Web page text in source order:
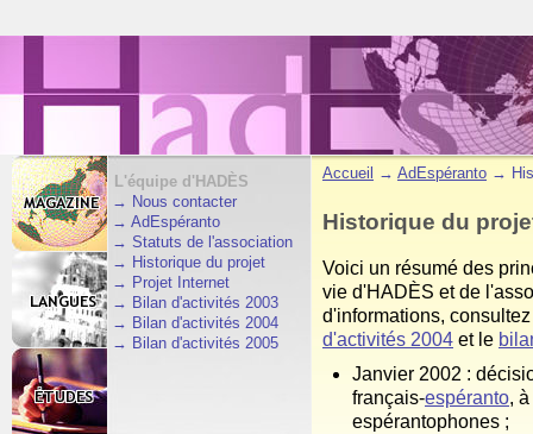
Accueil → AdEspéranto →
Historique du
Voici un résumé des
vie d'HADÈS et de
d'informations,
d'activités 2004 et le
Janvier 2002 :
français-espéranto,
espérantophones ;
L'équipe d'HADÈS
→ Nous contacter
→ AdEspéranto
→ Statuts de l'association
→ Historique du projet
→ Projet Internet
→ Bilan d'activités 2003
→ Bilan d'activités 2004
→ Bilan d'activités 2005